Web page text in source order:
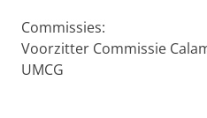
Commissies:
Voorzitter Commissie
UMCG